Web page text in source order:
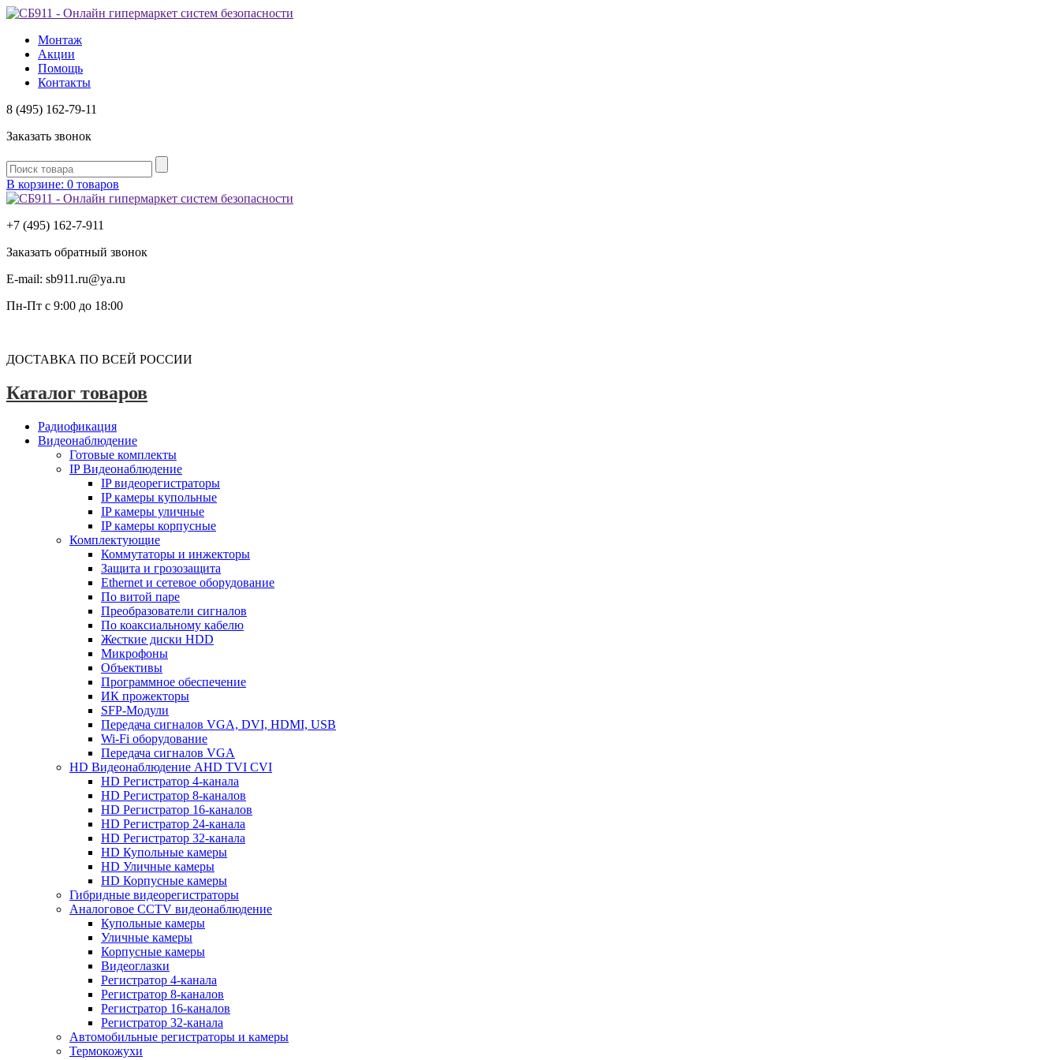
Монтаж
Акции
Помощь
Контакты
8 (495) 162-79-11
Заказать звонок
В корзине: 0 товаров
+7 (495) 162-7-911
Заказать обратный звонок
E-mail: sb911.ru@ya.ru
Пн-Пт с 9:00 до 18:00
ДОСТАВКА ПО ВСЕЙ РОССИИ
Каталог товаров
Радиофикация
Видеонаблюдение
Готовые комплекты
IP Видеонаблюдение
IP видеорегистраторы
IP камеры купольные
IP камеры уличные
IP камеры корпусные
Комплектующие
Коммутаторы и инжекторы
Защита и грозозащита
Ethernet и сетевое оборудование
По витой паре
Преобразователи сигналов
По коаксиальному кабелю
Жесткие диски HDD
Микрофоны
Объективы
Программное обеспечение
ИК прожекторы
SFP-Модули
Передача сигналов VGA, DVI, HDMI, USB
Wi-Fi оборудование
Передача сигналов VGA
HD Видеонаблюдение AHD TVI CVI
HD Регистратор 4-канала
HD Регистратор 8-каналов
HD Регистратор 16-каналов
HD Регистратор 24-канала
HD Регистратор 32-канала
HD Купольные камеры
HD Уличные камеры
HD Корпусные камеры
Гибридные видеорегистраторы
Аналоговое CCTV видеонаблюдение
Купольные камеры
Уличные камеры
Корпусные камеры
Видеоглазки
Регистратор 4-канала
Регистратор 8-каналов
Регистратор 16-каналов
Регистратор 32-канала
Автомобильные регистраторы и камеры
Термокожухи